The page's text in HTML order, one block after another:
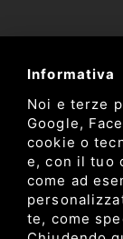
Dipartimento di
Informativa
Noi e terze
Google,
cookie o
e, con il tuo
come ad
te, come